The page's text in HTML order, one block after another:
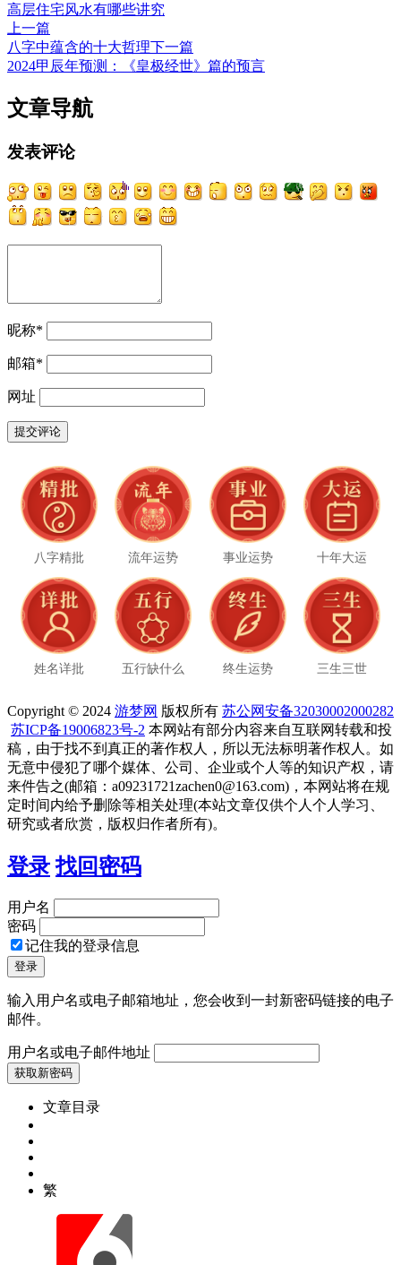
高层住宅风水有哪些讲究
上一篇
八字中蕴含的十大哲理下一篇
2024甲辰年预测：《皇极经世》篇的预言
文章导航
发表评论
昵称*
邮箱*
网址
八字精批 流年运势 事业运势 十年大运
姓名详批 五行缺什么 终生运势 三生三世
Copyright © 2024 游梦网 版权所有 苏公网安备32030002000282
苏ICP备19006823号-2 本网站有部分内容来自互联网转载和投
稿，由于找不到真正的著作权人，所以无法标明著作权人。如
无意中侵犯了哪个媒体、公司、企业或个人等的知识产权，请
来件告之(邮箱：a09231721zachen0@163.com)，本网站将在规
定时间内给予删除等相关处理(本站文章仅供个人个人学习、
研究或者欣赏，版权归作者所有)。
登录 找回密码
用户名
密码
记住我的登录信息
输入用户名或电子邮箱地址，您会收到一封新密码链接的电子
邮件。
用户名或电子邮件地址
文章目录
繁